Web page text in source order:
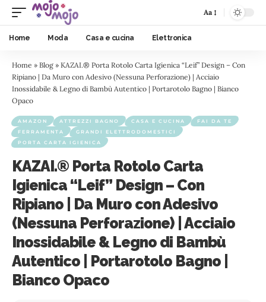
Aa
Home Moda Casa e cucina Elettronica
Home » Blog » KAZAI.® Porta Rotolo Carta Igienica “Leif” Design – Con
Ripiano | Da Muro con Adesivo (Nessuna Perforazione) | Acciaio
Inossidabile & Legno di Bambù Autentico | Portarotolo Bagno | Bianco
Opaco
AMAZON ATTREZZI BAGNO CASA E CUCINA
FAI DA TE
FERRAMENTA
GRANDI ELETTRODOMESTICI
PORTA CARTA IGIENICA
KAZAI.® Porta Rotolo Carta
Igienica “Leif” Design – Con
Ripiano | Da Muro con Adesivo
(Nessuna Perforazione) | Acciaio
Inossidabile & Legno di Bambù
Autentico | Portarotolo Bagno |
Bianco Opaco